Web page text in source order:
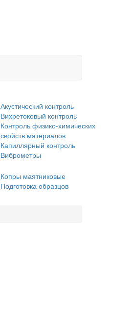
Акустический контроль
Вихретоковый контроль
Контроль физико-химических
свойств материалов
Капиллярный контроль
Виброметры
Копры маятниковые
Подготовка образцов